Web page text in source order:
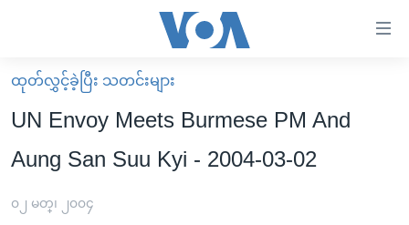
လွယ်ကူ
စေ
သည့်
များ
မူလစာမျက်နှာ
မြန်မာ
ကမ္ဘာ့သတင်းများ
ထုတ်လွှင့်ခဲ့ပြီး သတင်းများ
UN Envoy Meets Burmese PM And
Aung San Suu Kyi - 2004-03-02
၀၂ မတ္၊ ၂၀၀၄